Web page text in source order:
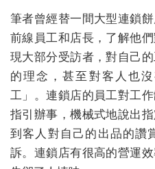
筆者曾經替一間大型連鎖
前線員工和店長，了解他
現大部分受訪者，對自己
的理念，甚至對客人也
工」。連鎖店的員工對工
指引辦事，機械式地說出
到客人對自己的出品的讚
訴。連鎖店有很高的營運